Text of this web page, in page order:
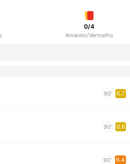
0/4
Amarelo/Vermelho
90' 6.7
90' 6.6
90' 6.4